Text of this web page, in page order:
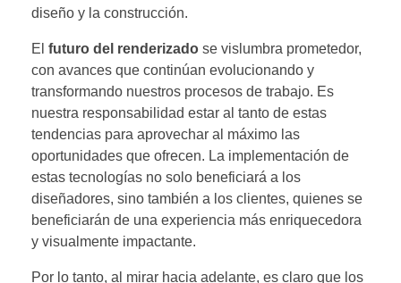
diseño y la construcción.
El futuro del renderizado se vislumbra prometedor,
con avances que continúan evolucionando y
transformando nuestros procesos de trabajo. Es
nuestra responsabilidad estar al tanto de estas
tendencias para aprovechar al máximo las
oportunidades que ofrecen. La implementación de
estas tecnologías no solo beneficiará a los
diseñadores, sino también a los clientes, quienes se
beneficiarán de una experiencia más enriquecedora
y visualmente impactante.
Por lo tanto, al mirar hacia adelante, es claro que los